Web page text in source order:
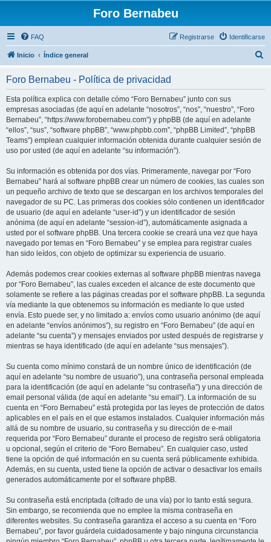
Foro Bernabeu
FAQ Identificarse
Registrarse
Inicio Índice general
Foro Bernabeu - Política de privacidad
Esta política explica con detalle cómo “Foro Bernabeu” junto con sus
empresas asociadas (de aquí en adelante “nosotros”, “nos”, “nuestro”, “Foro
Bernabeu”, “https://www.forobernabeu.com”) y phpBB (de aquí en adelante
“ellos”, “sus”, “software phpBB”, “www.phpbb.com”, “phpBB Limited”, “phpBB
Teams”) emplean cualquier información obtenida durante cualquier sesión de
uso por usted (de aquí en adelante “su información”).
Su información es obtenida por dos vías. Primeramente, navegar por “Foro
Bernabeu” hará al software phpBB crear un número de cookies, las cuales son
un pequeño archivo de texto que se descargan en los archivos temporales del
navegador de su PC. Las primeras dos cookies sólo contienen un identificador
de usuario (de aquí en adelante “user-id”) y un identificador de sesión
anónima (de aquí en adelante “session-id”), automáticamente asignada a
usted por el software phpBB. Una tercera cookie se creará una vez que haya
navegado por temas en “Foro Bernabeu” y se emplea para registrar cuales
han sido leídos, con objeto de optimizar su experiencia de usuario.
Además podemos crear cookies externas al software phpBB mientras navega
por “Foro Bernabeu”, las cuales exceden el alcance de este documento que
solamente se refiere a las páginas creadas por el software phpBB. La segunda
vía mediante la que obtenemos su información es mediante lo que usted
envía. Esto puede ser, y no limitado a: envíos como usuario anónimo (de aquí
en adelante “envíos anónimos”), su registro en “Foro Bernabeu” (de aquí en
adelante “su cuenta”) y mensajes enviados por usted después de registrarse y
mientras se haya identificado (de aquí en adelante “sus mensajes”).
Su cuenta como mínimo constará de un nombre único de identificación (de
aquí en adelante “su nombre de usuario”), una contraseña personal empleada
para la identificación (de aquí en adelante “su contraseña”) y una dirección de
email personal válida (de aquí en adelante “su email”). La información de su
cuenta en “Foro Bernabeu” está protegida por las leyes de protección de datos
aplicables en el país en el que estamos instalados. Cualquier información más
allá de su nombre de usuario, su contraseña y su dirección de e-mail
requerida por “Foro Bernabeu” durante el proceso de registro será obligatoria
u opcional, según el criterio de “Foro Bernabeu”. En cualquier caso, usted
tiene la opción de qué información en su cuenta será públicamente exhibida.
Además, en su cuenta, usted tiene la opción de activar o desactivar los emails
generados automáticamente por el software phpBB.
Su contraseña está encriptada (cifrado de una vía) por lo tanto está segura.
Sin embargo, se recomienda que no emplee la misma contraseña en
diferentes websites. Su contraseña garantiza el acceso a su cuenta en “Foro
Bernabeu”, por favor guárdela cuidadosamente y bajo ninguna circunstancia